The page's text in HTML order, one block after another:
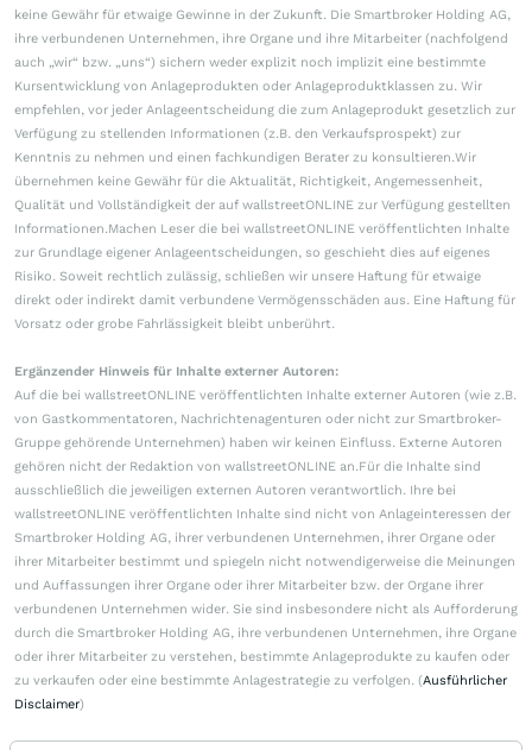
keine Gewähr für etwaige Gewinne in der Zukunft. Die Smartbroker Holding AG,
ihre verbundenen Unternehmen, ihre Organe und ihre Mitarbeiter (nachfolgend
auch „wir“ bzw. „uns“) sichern weder explizit noch implizit eine bestimmte
Kursentwicklung von Anlageprodukten oder Anlageproduktklassen zu. Wir
empfehlen, vor jeder Anlageentscheidung die zum Anlageprodukt gesetzlich zur
Verfügung zu stellenden Informationen (z.B. den Verkaufsprospekt) zur
Kenntnis zu nehmen und einen fachkundigen Berater zu konsultieren.Wir
übernehmen keine Gewähr für die Aktualität, Richtigkeit, Angemessenheit,
Qualität und Vollständigkeit der auf wallstreetONLINE zur Verfügung gestellten
Informationen.Machen Leser die bei wallstreetONLINE veröffentlichten Inhalte
zur Grundlage eigener Anlageentscheidungen, so geschieht dies auf eigenes
Risiko. Soweit rechtlich zulässig, schließen wir unsere Haftung für etwaige
direkt oder indirekt damit verbundene Vermögensschäden aus. Eine Haftung für
Vorsatz oder grobe Fahrlässigkeit bleibt unberührt.
Ergänzender Hinweis für Inhalte externer Autoren:
Auf die bei wallstreetONLINE veröffentlichten Inhalte externer Autoren (wie z.B.
von Gastkommentatoren, Nachrichtenagenturen oder nicht zur Smartbroker-
Gruppe gehörende Unternehmen) haben wir keinen Einfluss. Externe Autoren
gehören nicht der Redaktion von wallstreetONLINE an.Für die Inhalte sind
ausschließlich die jeweiligen externen Autoren verantwortlich. Ihre bei
wallstreetONLINE veröffentlichten Inhalte sind nicht von Anlageinteressen der
Smartbroker Holding AG, ihrer verbundenen Unternehmen, ihrer Organe oder
ihrer Mitarbeiter bestimmt und spiegeln nicht notwendigerweise die Meinungen
und Auffassungen ihrer Organe oder ihrer Mitarbeiter bzw. der Organe ihrer
verbundenen Unternehmen wider. Sie sind insbesondere nicht als Aufforderung
durch die Smartbroker Holding AG, ihre verbundenen Unternehmen, ihre Organe
oder ihrer Mitarbeiter zu verstehen, bestimmte Anlageprodukte zu kaufen oder
zu verkaufen oder eine bestimmte Anlagestrategie zu verfolgen. (Ausführlicher
Disclaimer)